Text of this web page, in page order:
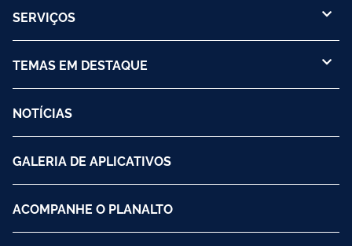
SERVIÇOS
TEMAS EM DESTAQUE
NOTÍCIAS
GALERIA DE APLICATIVOS
ACOMPANHE O PLANALTO